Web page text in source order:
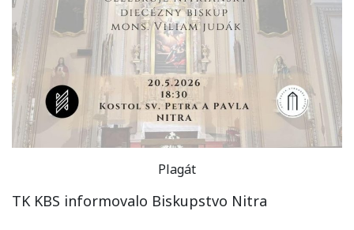
Plagát
TK KBS informovalo Biskupstvo Nitra